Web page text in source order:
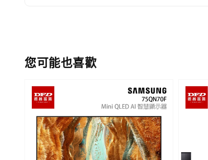
您可能也喜歡